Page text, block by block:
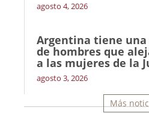
agosto 4, 2026
Argentina tiene una
de hombres que
a las mujeres de la
agosto 3, 2026
Más